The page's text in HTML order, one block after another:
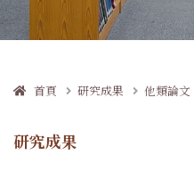
首頁 研究成果 他類論文
研究成果